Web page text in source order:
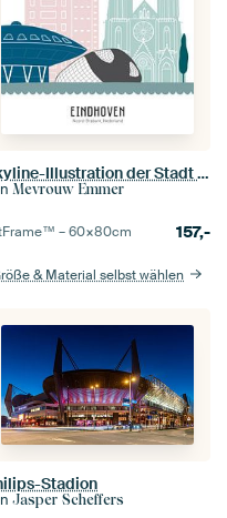
Skyline-Illustration der Stadt Eindhoven in Farbe
Mevrouw Emmer
–60×80cm 157,-
& Material selbst wählen
Stadion
Jasper Scheffers